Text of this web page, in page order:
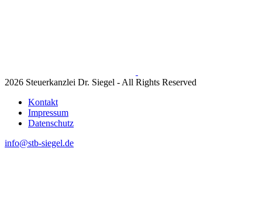
2026 Steuerkanzlei Dr. Siegel - All Rights Reserved
Kontakt
Impressum
Datenschutz
info@stb-siegel.de